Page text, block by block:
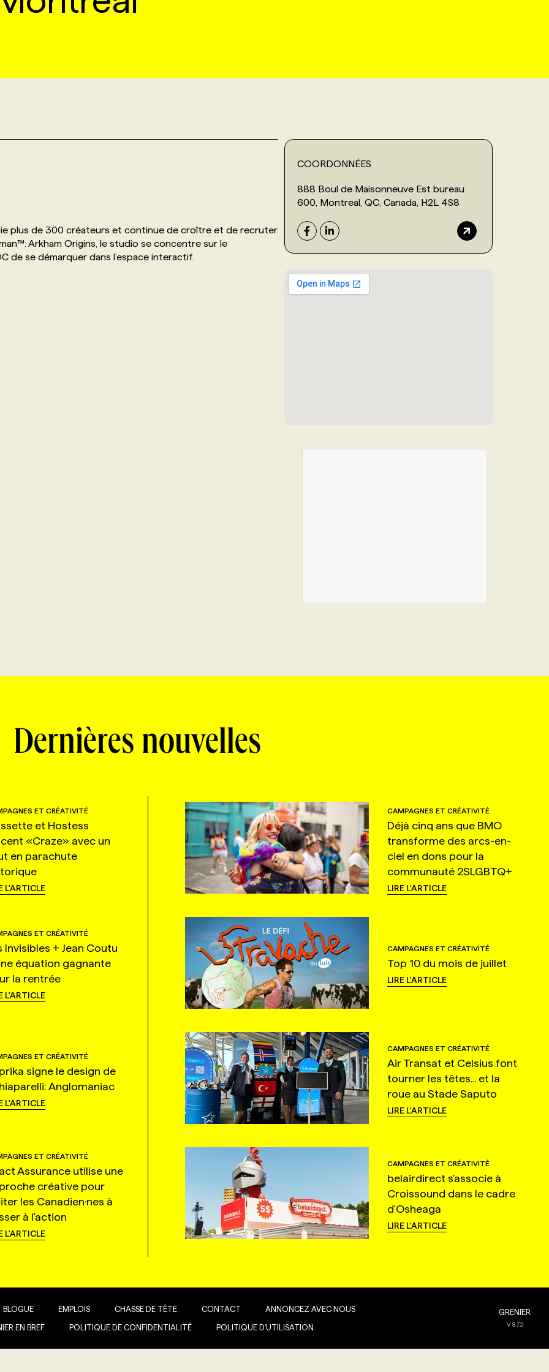
plus de 300 créateurs et continue de croître et de recruter
Arkham Origins, le studio se concentre sur le
de se démarquer dans l’espace interactif.
COORDONNÉES
888 Boul de Maisonneuve Est bureau
600, Montreal, QC, Canada, H2L 4S8
Dernières nouvelles
ET CRÉATIVITÉ
et Hostess
«Craze» avec un
en parachute
L'ARTICLE
CAMPAGNES ET CRÉATIVITÉ
Déjà cinq ans que BMO
transforme des arcs-en-
ciel en dons pour la
communauté 2SLGBTQ+
LIRE L'ARTICLE
ET CRÉATIVITÉ
Invisibles + Jean Coutu
équation gagnante
la rentrée
L'ARTICLE
CAMPAGNES ET CRÉATIVITÉ
Top 10 du mois de juillet
LIRE L'ARTICLE
ET CRÉATIVITÉ
signe le design de
Anglomaniac
L'ARTICLE
CAMPAGNES ET CRÉATIVITÉ
Air Transat et Celsius font
tourner les têtes... et la
roue au Stade Saputo
LIRE L'ARTICLE
ET CRÉATIVITÉ
Assurance utilise une
créative pour
les Canadien·nes à
à l'action
L'ARTICLE
CAMPAGNES ET CRÉATIVITÉ
belairdirect s'associe à
Croissound dans le cadre
d'Osheaga
LIRE L'ARTICLE
BLOGUE EMPLOIS CHASSE DE TÊTE CONTACT ANNONCEZ AVEC NOUS
EN BREF POLITIQUE DE CONFIDENTIALITÉ POLITIQUE D’UTILISATION
GRENIER
V8.7.2